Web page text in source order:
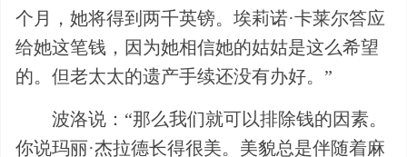
个月，她将得到两千英镑。埃莉诺·卡莱尔答应
给她这笔钱，因为她相信她的姑姑是这么希望
的。但老太太的遗产手续还没有办好。”
波洛说：“那么我们就可以排除钱的因素。
你说玛丽·杰拉德长得很美。美貌总是伴随着麻